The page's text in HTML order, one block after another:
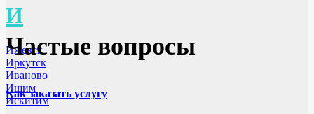
И
Ижевск
Иркутск
Иваново
Ишим
Искитим
Частые вопросы
Как заказать услугу